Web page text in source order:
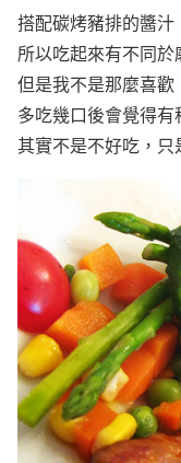
搭配碳烤豬排的醬汁
所以吃起來有不同於
但是我不是那麼喜歡
多吃幾口後會覺得有
其實不是不好吃，只